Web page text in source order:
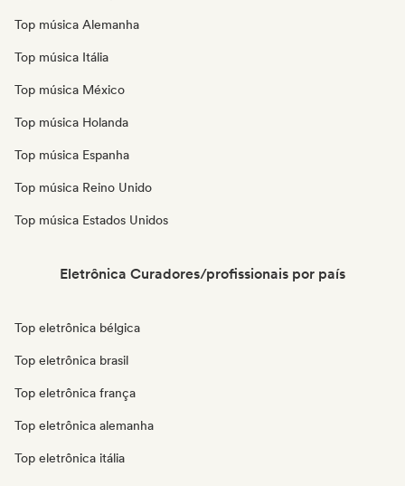
Top música Alemanha
Top música Itália
Top música México
Top música Holanda
Top música Espanha
Top música Reino Unido
Top música Estados Unidos
Eletrônica Curadores/profissionais por país
Top eletrônica bélgica
Top eletrônica brasil
Top eletrônica frança
Top eletrônica alemanha
Top eletrônica itália